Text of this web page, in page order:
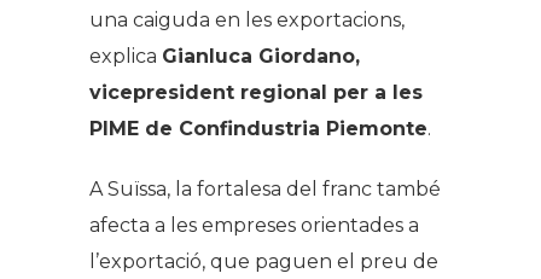
una caiguda en les exportacions,
explica Gianluca Giordano,
vicepresident regional per a les
PIME de Confindustria Piemonte.
A Suïssa, la fortalesa del franc també
afecta a les empreses orientades a
l’exportació, que paguen el preu de